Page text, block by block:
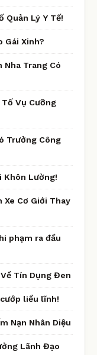
Quản Lý Y Tế!
Gái Xinh?
Nha Trang Có
Vụ Cưỡng
Trưởng Công
Khôn Lường!
Xe Cơ Giới Thay
phạm ra đầu
Tín Dụng Đen
liều lĩnh!
Nạn Nhân Diệu
Lãnh Đạo